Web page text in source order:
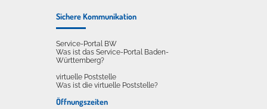
Sichere Kommunikation
Service-Portal BW
Was ist das Service-Portal Baden-
Württemberg?
virtuelle Poststelle
Was ist die virtuelle Poststelle?
Öffnungszeiten